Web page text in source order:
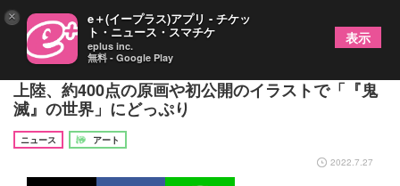
『『鬼滅の刃』吾峠呼世晴原画展』がいよいよ大阪
上陸、約400点の原画や初公開のイラストで「『鬼
滅』の世界」にどっぷり
ニュース
アート
2022.7.27
× e＋(イープラス)アプリ - チケッ
ト・ニュース・スマチケ
eplus inc.
無料 - Google Play
表示